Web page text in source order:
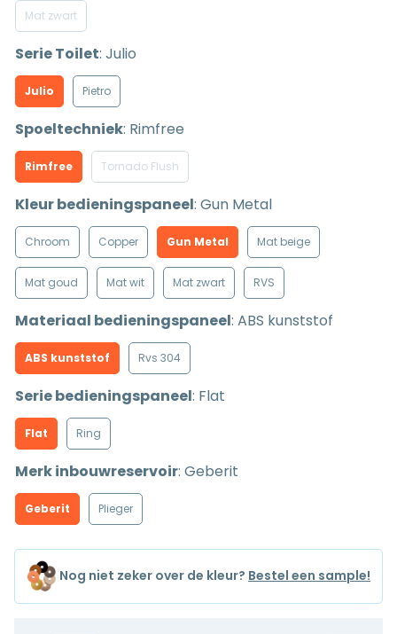
Mat zwart
Serie Toilet: Julio
Julio Pietro
Spoeltechniek: Rimfree
Rimfree Tornado Flush
Kleur bedieningspaneel: Gun Metal
Chroom Copper Gun Metal Mat beige
Mat goud Mat wit Mat zwart RVS
Materiaal bedieningspaneel: ABS kunststof
ABS kunststof Rvs 304
Serie bedieningspaneel: Flat
Flat Ring
Merk inbouwreservoir: Geberit
Geberit Plieger
Nog niet zeker over de kleur? Bestel een sample!